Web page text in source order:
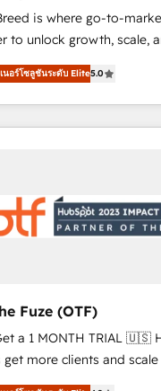
🏆 Elite Excellence - 8
accreditations and deep
- A team of 250+
dedicated to your
Demand Gen
is where go-to-
to unlock growth, scale,
We help
AI-powered customer
HubSpot’s
framework through
to your buyer journey for
& reporting. 🎯Demand Gen &
& conversion
HubSpot AI, &
🧩Integrations: Extend
นอร์โซลูชันระดับ Elite5.0
Fuze (OTF)
1 MONTH TRIAL 🇺🇸 Helping lean
get more clients and
Consulting & 'Done